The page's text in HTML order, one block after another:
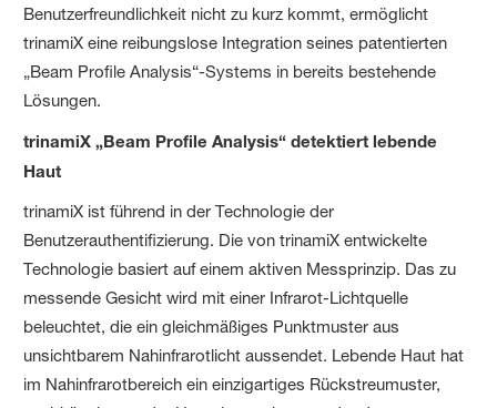
Benutzerfreundlichkeit nicht zu kurz kommt, ermöglicht
trinamiX eine reibungslose Integration seines patentierten
„Beam Profile Analysis“-Systems in bereits bestehende
Lösungen.
trinamiX „Beam Profile Analysis“ detektiert lebende
Haut
trinamiX ist führend in der Technologie der
Benutzerauthentifizierung. Die von trinamiX entwickelte
Technologie basiert auf einem aktiven Messprinzip. Das zu
messende Gesicht wird mit einer Infrarot-Lichtquelle
beleuchtet, die ein gleichmäßiges Punktmuster aus
unsichtbarem Nahinfrarotlicht aussendet. Lebende Haut hat
im Nahinfrarotbereich ein einzigartiges Rückstreumuster,